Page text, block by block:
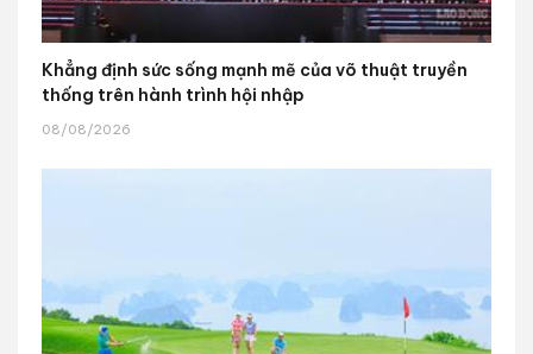
Khẳng định sức sống mạnh mẽ của võ thuật truyền
thống trên hành trình hội nhập
08/08/2026